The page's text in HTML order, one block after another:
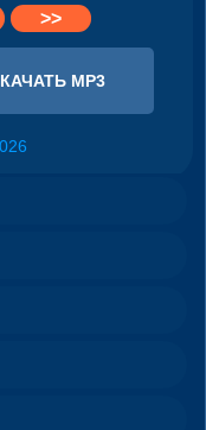
>>
MP3